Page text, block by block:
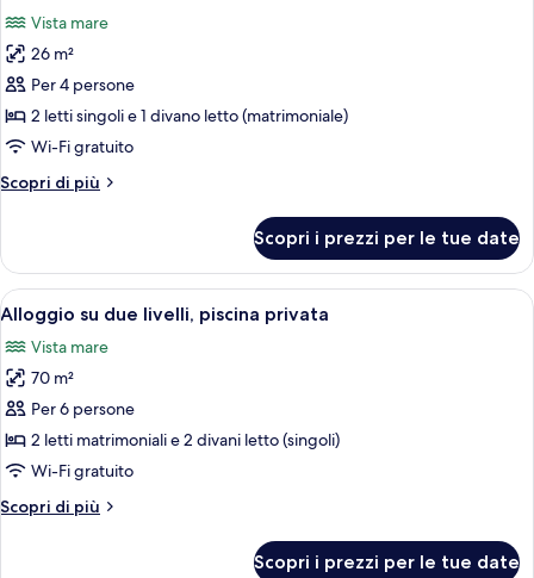
mare
le
foto
per
Camera
familiare,
mare
Vista mare
26 m²
Per 4 persone
2 letti singoli e 1 divano letto (matrimoniale)
Wi-Fi gratuito
Scopri di più
Altri
familiare,
vista
mare
Scopri i prezzi per le tue date
Apri
tutte
le
foto
per
Alloggio
su
livelli,
Alloggio su due livelli, piscina
11
Alloggio su due livelli, piscina privata
Vista mare
70 m²
Per 6 persone
2 letti matrimoniali e 2 divani letto (singoli)
Wi-Fi gratuito
Scopri di più
Altri
Scopri i prezzi per le tue date